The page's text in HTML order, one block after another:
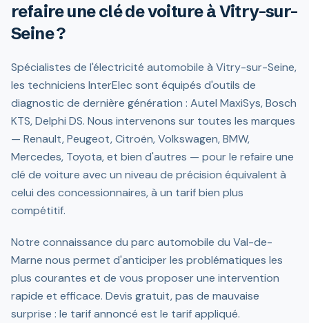
refaire une clé de voiture à Vitry-sur-
Seine ?
Spécialistes de l'électricité automobile à Vitry-sur-Seine,
les techniciens InterElec sont équipés d'outils de
diagnostic de dernière génération : Autel MaxiSys, Bosch
KTS, Delphi DS. Nous intervenons sur toutes les marques
— Renault, Peugeot, Citroën, Volkswagen, BMW,
Mercedes, Toyota, et bien d'autres — pour le refaire une
clé de voiture avec un niveau de précision équivalent à
celui des concessionnaires, à un tarif bien plus
compétitif.
Notre connaissance du parc automobile du Val-de-
Marne nous permet d'anticiper les problématiques les
plus courantes et de vous proposer une intervention
rapide et efficace. Devis gratuit, pas de mauvaise
surprise : le tarif annoncé est le tarif appliqué.